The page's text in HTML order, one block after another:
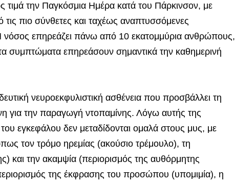
τιμά την Παγκόσμια Ημέρα κατά του Πάρκινσον, με
πιο σύνθετες και ταχέως αναπτυσσόμενες
νόσος επηρεάζει πάνω από 10 εκατομμύρια ανθρώπους,
συμπτώματα επηρεάσουν σημαντικά την καθημερινή
νευροεκφυλιστική ασθένεια που προσβάλλει τη
για την παραγωγή ντοπαμίνης. Λόγω αυτής της
εγκεφάλου δεν μεταδίδονται ομαλά στους μυς, με
τον τρόμο ηρεμίας (ακούσιο τρέμουλο), τη
και την ακαμψία (περιορισμός της αυθόρμητης
της έκφρασης του προσώπου (υπομιμία), η